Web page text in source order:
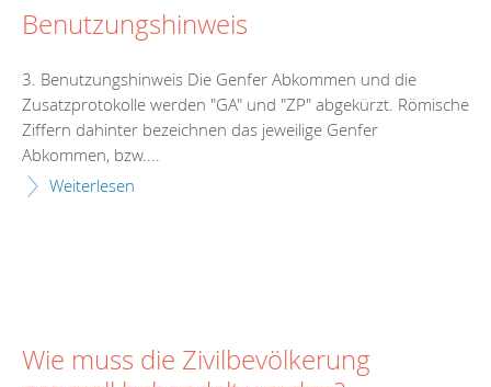
Benutzungshinweis
3. Benutzungshinweis Die Genfer Abkommen und die
Zusatzprotokolle werden "GA" und "ZP" abgekürzt. Römische
Ziffern dahinter bezeichnen das jeweilige Genfer
Abkommen, bzw....
Weiterlesen
Wie muss die Zivilbevölkerung